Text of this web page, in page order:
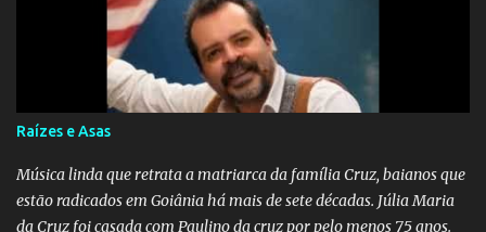
a de retenção de doações e o transporte de oxigênio, causem mais
apreensão na população já fragilizada por essa grave situação.
Tamanha é a seriedade do problema que o governo do estado
precisou criar uma força-tarefa para checar e desmentir as
desinformações, chegando ao ponto de o governo federal pedir
O Negacionismo Climático da Extrema Direita Essa disseminação
de fake news não é uma surpresa, pois faz parte de um padrão...
Raízes e Asas
Música linda que retrata a matriarca da família Cruz, baianos que
estão radicados em Goiânia há mais de sete décadas. Júlia Maria
da Cruz foi casada com Paulino da cruz por pelo menos 75 anos.